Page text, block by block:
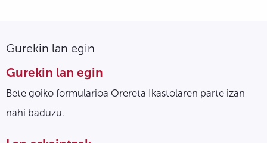
Gurekin lan egin
Gurekin lan egin
Bete goiko formularioa Orereta Ikastolaren parte izan
nahi baduzu.